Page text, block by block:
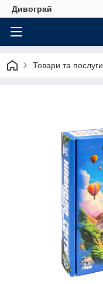
Дивограй
Товари та послуги